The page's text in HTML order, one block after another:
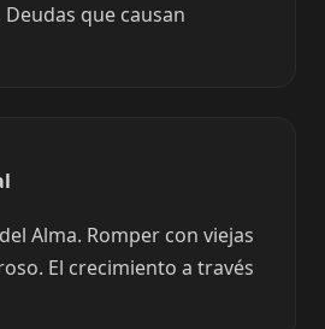
que causan
Alma. Romper con viejas
El crecimiento a través